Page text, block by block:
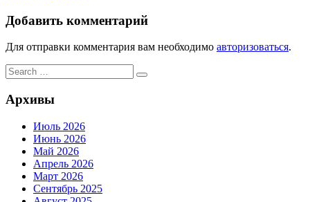
Добавить комментарий
Для отправки комментария вам необходимо авторизоваться.
Search
for:
Search
Архивы
Июль 2026
Июнь 2026
Май 2026
Апрель 2026
Март 2026
Сентябрь 2025